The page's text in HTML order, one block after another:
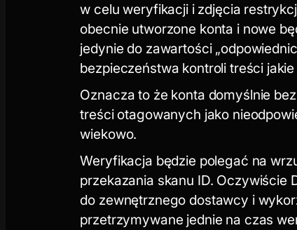
w celu weryfikacji i zdjęcia
obecnie utworzone konta i nowe
jedynie do zawartości
bezpieczeństwa kontroli treści jakie
Oznacza to że konta domyślnie
treści otagowanych jako
wiekowo.
Weryfikacja będzie polegać na
przekazania skanu ID. Oczywiście
do zewnętrznego dostawcy i
przetrzymywane jednie na czas